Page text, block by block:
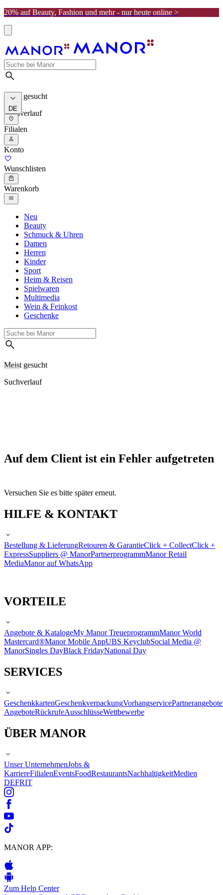
20% auf Beauty, Fashion und mehr - nur heute online >
Meist gesucht
Suchverlauf
DE
Filialen
Konto
Wunschlisten
Warenkorb
Neu
Beauty
Schmuck & Uhren
Damen
Herren
Kinder
Sport
Heim & Reisen
Spielwaren
Multimedia
Wein & Feinkost
Geschenke
Meist gesucht
Suchverlauf
Auf dem Client ist ein Fehler aufgetreten
Versuchen Sie es bitte später erneut.
HILFE & KONTAKT
Bestellung & LieferungRetouren & GarantieClick + CollectClick +
ExpressSuppliers @ ManorPartnerprogrammManor Retail
MediaManor auf WhatsApp
VORTEILE
Angebote & KatalogeMy Manor TreueprogrammManor World
Mastercard®Manor Mobile AppUBS KeyclubSocial Media @
ManorSingles DayBlack FridayNational Day
SERVICES
GeschenkkartenGeschenkverpackungVorhangservicePartnerangebote
AngeboteRückrufeAusschlüsseWettbewerbe
ÜBER MANOR
Unser UnternehmenJobs &
KarriereFilialenEventsFoodRestaurantsNachhaltigkeitMedien
DEFRIT
MANOR APP:
Zum Help Center